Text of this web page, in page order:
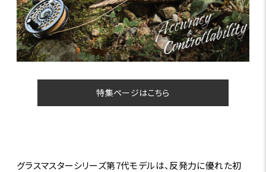
特集ページはこちら
グラスマスターシリーズ第7代モデルは、反発力に優れた初